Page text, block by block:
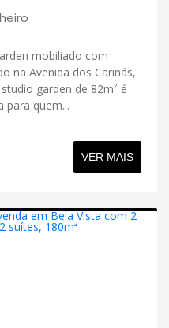
mobiliado com
na Avenida dos Carinás,
garden de 82m² é
para quem...
VER MAIS